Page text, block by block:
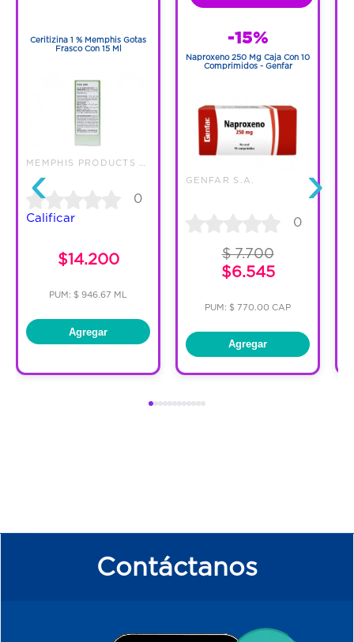
‹
Ceritizina 1 % Memphis Gotas
Frasco Con 15 Ml
0
Calificar
$14.200
PUM: $ 946.67 ML
Agregar
-15%
Naproxeno 250 Mg Caja Con 10
Comprimidos - Genfar
GENFAR S.A.
0
$ 7.700
$6.545
PUM: $ 770.00 CAP
Agregar
›
Contáctanos